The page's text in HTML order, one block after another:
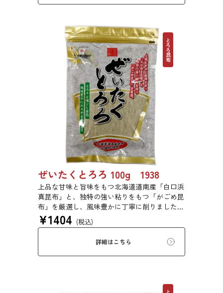
とろろ昆布
ぜいたくとろろ 100g 1938
上品な甘味と旨味をもつ北海道道南産「白口浜
真昆布」と、独特の強い粘りをもつ「がごめ昆
布」を厳選し、風味豊かに丁寧に削りました。
ぜいたくな味を、思う存分にご堪能ください。
¥1404 (税込)
詳細はこちら